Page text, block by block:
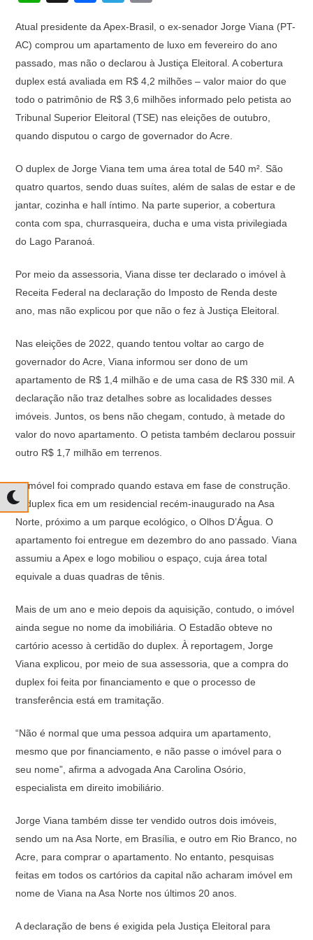
at
s
A
p
p
c
e
b
o
o
e
gr
a
m
p
y
Li
n
k
Atual presidente da Apex-Brasil, o ex-senador Jorge Viana (PT-
AC) comprou um apartamento de luxo em fevereiro do ano
passado, mas não o declarou à Justiça Eleitoral. A cobertura
duplex está avaliada em R$ 4,2 milhões – valor maior do que
todo o patrimônio de R$ 3,6 milhões informado pelo petista ao
Tribunal Superior Eleitoral (TSE) nas eleições de outubro,
quando disputou o cargo de governador do Acre.
O duplex de Jorge Viana tem uma área total de 540 m². São
quatro quartos, sendo duas suítes, além de salas de estar e de
jantar, cozinha e hall íntimo. Na parte superior, a cobertura
conta com spa, churrasqueira, ducha e uma vista privilegiada
do Lago Paranoá.
Por meio da assessoria, Viana disse ter declarado o imóvel à
Receita Federal na declaração do Imposto de Renda deste
ano, mas não explicou por que não o fez à Justiça Eleitoral.
Nas eleições de 2022, quando tentou voltar ao cargo de
governador do Acre, Viana informou ser dono de um
apartamento de R$ 1,4 milhão e de uma casa de R$ 330 mil. A
declaração não traz detalhes sobre as localidades desses
imóveis. Juntos, os bens não chegam, contudo, à metade do
valor do novo apartamento. O petista também declarou possuir
outro R$ 1,7 milhão em terrenos.
O imóvel foi comprado quando estava em fase de construção.
O duplex fica em um residencial recém-inaugurado na Asa
Norte, próximo a um parque ecológico, o Olhos D’Água. O
apartamento foi entregue em dezembro do ano passado. Viana
assumiu a Apex e logo mobiliou o espaço, cuja área total
equivale a duas quadras de tênis.
Mais de um ano e meio depois da aquisição, contudo, o imóvel
ainda segue no nome da imobiliária. O Estadão obteve no
cartório acesso à certidão do duplex. À reportagem, Jorge
Viana explicou, por meio de sua assessoria, que a compra do
duplex foi feita por financiamento e que o processo de
transferência está em tramitação.
“Não é normal que uma pessoa adquira um apartamento,
mesmo que por financiamento, e não passe o imóvel para o
seu nome”, afirma a advogada Ana Carolina Osório,
especialista em direito imobiliário.
Jorge Viana também disse ter vendido outros dois imóveis,
sendo um na Asa Norte, em Brasília, e outro em Rio Branco, no
Acre, para comprar o apartamento. No entanto, pesquisas
feitas em todos os cartórios da capital não acharam imóvel em
nome de Viana na Asa Norte nos últimos 20 anos.
A declaração de bens é exigida pela Justiça Eleitoral para